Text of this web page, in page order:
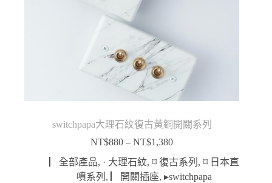
switchpapa大理石紋復古黃銅開關系列
NT$880 – NT$1,380價
格
範
▏全部產品, · 大理石紋, ⌑ 復古系列 , ⌑ 日本直
噴系列 , ▏開關插座, ▸switchpapa